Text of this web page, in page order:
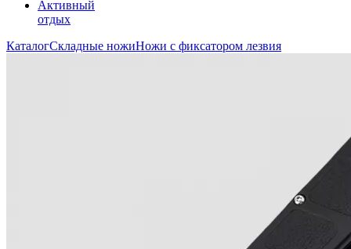
Активный
отдых
КаталогСкладные ножиНожи с фиксатором лезвия